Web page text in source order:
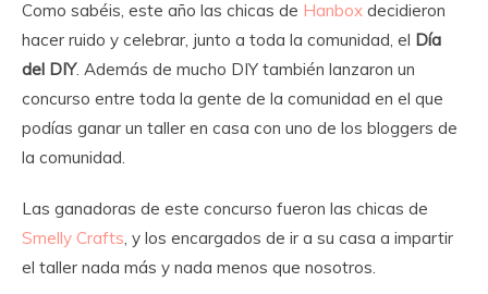
Como sabéis, este año las chicas de Hanbox decidieron
hacer ruido y celebrar, junto a toda la comunidad, el Día
del DIY. Además de mucho DIY también lanzaron un
concurso entre toda la gente de la comunidad en el que
podías ganar un taller en casa con uno de los bloggers de
la comunidad.
Las ganadoras de este concurso fueron las chicas de
Smelly Crafts, y los encargados de ir a su casa a impartir
el taller nada más y nada menos que nosotros.